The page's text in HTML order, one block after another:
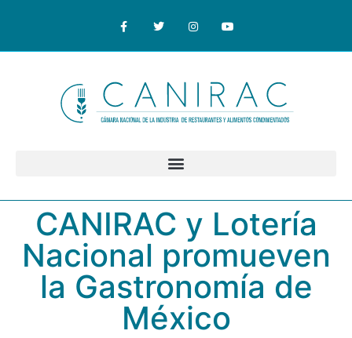
CANIRAC y Lotería
Nacional promueven
la Gastronomía de
México